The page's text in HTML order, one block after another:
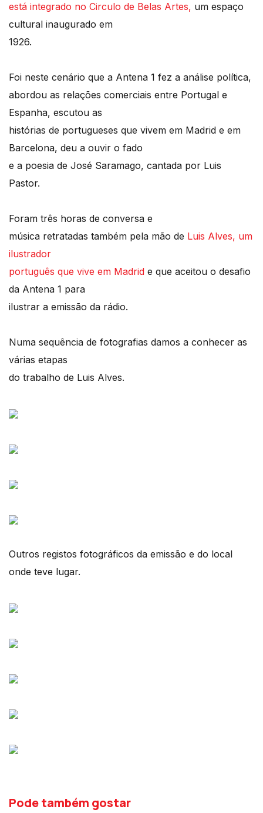
está integrado no Circulo de Belas Artes, um espaço
cultural inaugurado em
1926.
Foi neste cenário que a Antena 1 fez a análise política,
abordou as relações comerciais entre Portugal e
Espanha, escutou as
histórias de portugueses que vivem em Madrid e em
Barcelona, deu a ouvir o fado
e a poesia de José Saramago, cantada por Luis
Pastor.
Foram três horas de conversa e
música retratadas também pela mão de Luis Alves, um
ilustrador
português que vive em Madrid e que aceitou o desafio
da Antena 1 para
ilustrar a emissão da rádio.
Numa sequência de fotografias damos a conhecer as
várias etapas
do trabalho de Luis Alves.
Outros registos fotográficos da emissão e do local
onde teve lugar.
Pode também gostar